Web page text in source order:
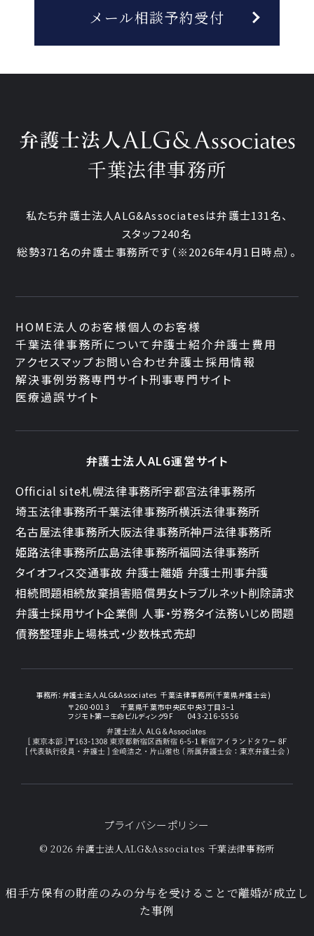
相手方保有の財産のみの分与を受けることで離婚が成立し
た事例
メール相談予約受付
千葉法律事務所
私たち弁護士法人ALG&Associatesは弁護士131名、
スタッフ240名
総勢371名の弁護士事務所です （※2026年4月1日時点）。
HOME法人のお客様個人のお客様
千葉法律事務所について 弁護士紹介弁護士費用
アクセスマップお問い合わせ弁護士採用情報
解決事例労務専門サイト刑事専門サイト
医療過誤サイト
弁護士法人ALG運営サイト
Official site札幌法律事務所宇都宮法律事務所
埼玉法律事務所千葉法律事務所横浜法律事務所
名古屋法律事務所大阪法律事務所神戸法律事務所
姫路法律事務所広島法律事務所福岡法律事務所
タイオフィス交通事故 弁護士離婚 弁護士刑事弁護
相続問題相続放棄損害賠償男女トラブルネット削除請求
弁護士採用サイト企業側 人事・労務タイ法務いじめ問題
債務整理非上場株式・少数株式売却
事務所： 弁護士法人ALG&Associates 千葉法律事務所(千葉県弁護士会)
〒260-0013
千葉県千葉市中央区中央3丁目3−1
フジモト第一生命ビルディング9F
043-216-5556
プライバシーポリシー
© 2026 弁護士法人ALG&Associates 千葉法律事務所